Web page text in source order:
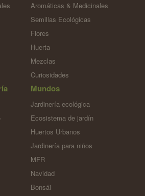
Aromáticas & Medicinales
Semillas Ecológicas
Flores
Huerta
Mezclas
Curiosidades
Mundos
Jardinería ecológica
Ecosistema de jardín
Huertos Urbanos
Jardinería para niños
MFR
Navidad
Bonsái